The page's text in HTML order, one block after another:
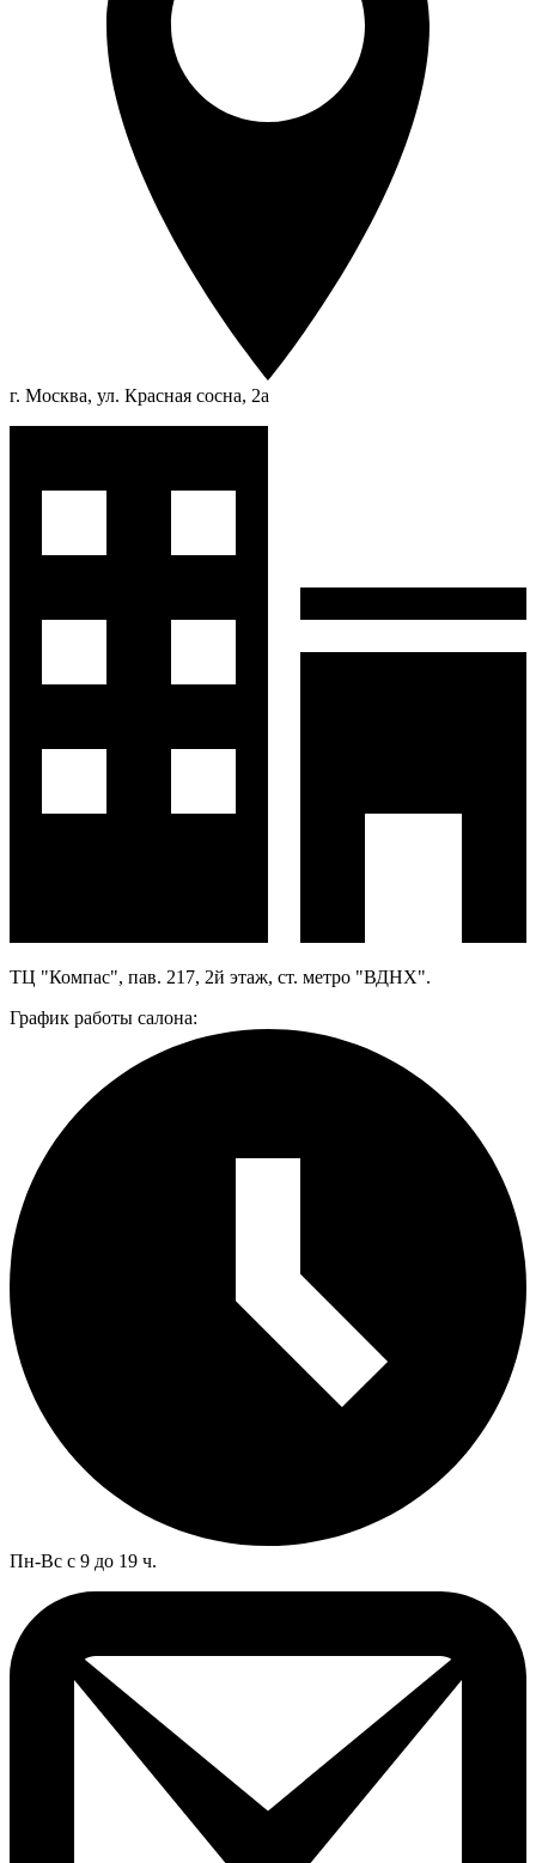
г. Москва, ул. Красная сосна, 2а
ТЦ "Компас", пав. 217, 2й этаж, ст. метро "ВДНХ".
График работы салона:
Пн-Вс с 9 до 19 ч.